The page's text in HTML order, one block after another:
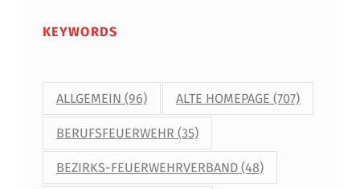
G
N
G
E
A
KEYWORDS
ALLGEMEIN (96) ALTE HOMEPAGE (707)
BERUFSFEUERWEHR (35)
BEZIRKS-FEUERWEHRVERBAND(48)